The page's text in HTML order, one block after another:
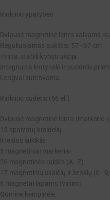
Rinkinio ypatybės
Dvipusė magnetinė lenta vaikams
Reguliuojamas aukštis: 57–67 cm
Tvirta, stabili konstrukcija
Integruota lentynėlė ir puodelis
Lengvai surenkama
Rinkinio sudėtis (56 el.)
Dvipusė magnetinė lenta (markerio
12 spalvotų kreidelių
Kreidos laikiklis
5 magnetiniai markeriai
26 magnetinės raidės (A–Z)
17 magnetinių skaičių ir ženklų (0–9,
6 magnetai lapams tvirtinti
Guminė kempinėlė